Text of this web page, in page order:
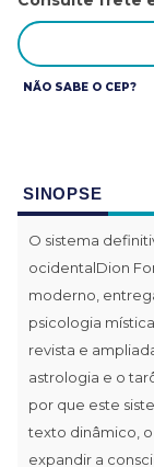
NÃO SABE O CEP?
SINOPSE
O sistema
ocidentalDion
moderno,
psicologia
revista e
astrologia e o
por que este
texto dinâmico,
expandir a